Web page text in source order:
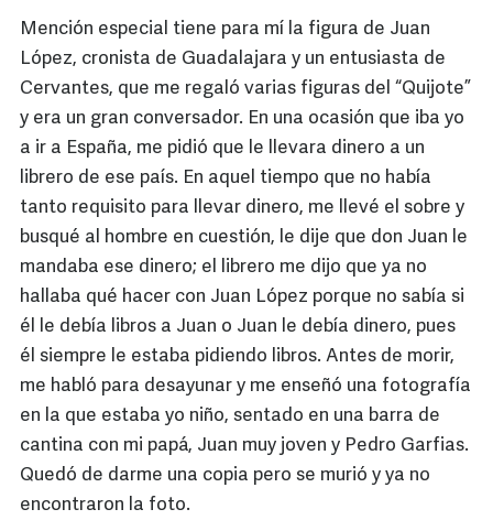
Mención especial tiene para mí la figura de Juan
López, cronista de Guadalajara y un entusiasta de
Cervantes, que me regaló varias figuras del “Quijote”
y era un gran conversador. En una ocasión que iba yo
a ir a España, me pidió que le llevara dinero a un
librero de ese país. En aquel tiempo que no había
tanto requisito para llevar dinero, me llevé el sobre y
busqué al hombre en cuestión, le dije que don Juan le
mandaba ese dinero; el librero me dijo que ya no
hallaba qué hacer con Juan López porque no sabía si
él le debía libros a Juan o Juan le debía dinero, pues
él siempre le estaba pidiendo libros. Antes de morir,
me habló para desayunar y me enseñó una fotografía
en la que estaba yo niño, sentado en una barra de
cantina con mi papá, Juan muy joven y Pedro Garfias.
Quedó de darme una copia pero se murió y ya no
encontraron la foto.